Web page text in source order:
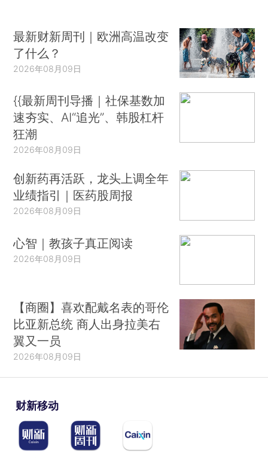
最新财新周刊｜欧洲高温改变
了什么？
2026年08月09日
{{最新周刊导播｜社保基数加
速夯实、AI“追光”、韩股杠杆
狂潮
2026年08月09日
创新药再活跃，龙头上调全年
业绩指引｜医药股周报
2026年08月09日
心智｜教孩子真正阅读
2026年08月09日
【商圈】喜欢配戴名表的哥伦
比亚新总统 商人出身拉美右
翼又一员
2026年08月09日
财新移动